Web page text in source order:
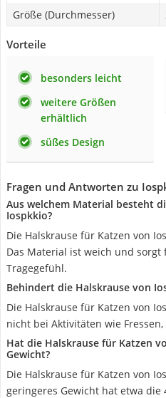
Größe (Durchmesser)
Vorteile
besonders leicht
weitere Größen
erhältlich
süßes Design
Fragen und Antworten zu
Aus welchem Material besteht
Iospkkio?
Die Halskrause für Katzen von
Das Material ist weich und sorgt
Tragegefühl.
Behindert die Halskrause von
Die Halskrause für Katzen von
nicht bei Aktivitäten wie
Hat die Halskrause für Katzen
Gewicht?
Die Halskrause für Katzen von
geringeres Gewicht hat etwa die